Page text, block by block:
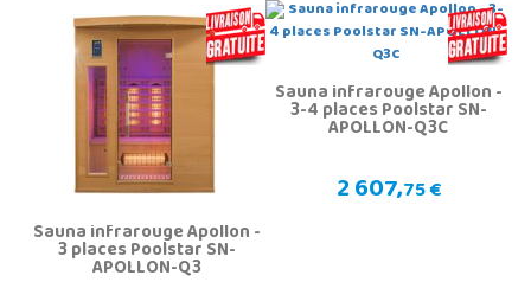
Sauna infrarouge Apollon -
3 places Poolstar SN-
APOLLON-Q3
Sauna infrarouge Apollon -
3-4 places Poolstar SN-
APOLLON-Q3C
2 607,75 €